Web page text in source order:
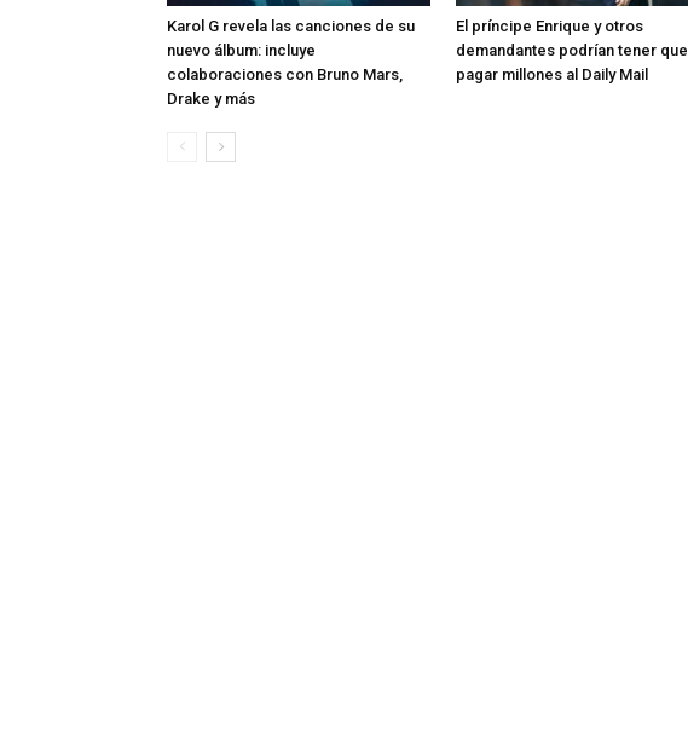
Karol G revela las canciones de su
nuevo álbum: incluye
colaboraciones con Bruno Mars,
Drake y más
El príncipe Enrique y otros
demandantes podrían tener que
pagar millones al Daily Mail